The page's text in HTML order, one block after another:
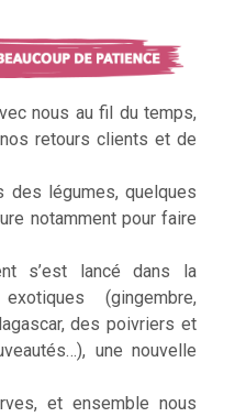
nous au fil du temps,
retours clients et de
des légumes, quelques
notamment pour faire
s’est lancé dans la
(gingembre,
des poivriers et
une nouvelle
et ensemble nous